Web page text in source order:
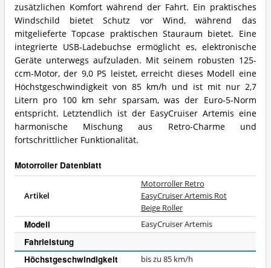
zusätzlichen Komfort während der Fahrt. Ein praktisches
Windschild bietet Schutz vor Wind, während das
mitgelieferte Topcase praktischen Stauraum bietet. Eine
integrierte USB-Ladebuchse ermöglicht es, elektronische
Geräte unterwegs aufzuladen. Mit seinem robusten 125-
ccm-Motor, der 9,0 PS leistet, erreicht dieses Modell eine
Höchstgeschwindigkeit von 85 km/h und ist mit nur 2,7
Litern pro 100 km sehr sparsam, was der Euro-5-Norm
entspricht. Letztendlich ist der EasyCruiser Artemis eine
harmonische Mischung aus Retro-Charme und
fortschrittlicher Funktionalität.
Motorroller Datenblatt
Artikel
Motorroller Retro
EasyCruiser Artemis Rot
Beige Roller
Modell EasyCruiser Artemis
Fahrleistung
Höchstgeschwindigkeit
bis zu 85 km/h